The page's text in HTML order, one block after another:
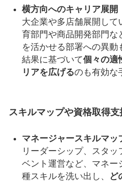
横方向へのキャリア展開
大企業や多店舗展開して
育部門や商品開発部門な
を活かせる部署への異動
結果に基づいて個々の適
リアを広げるのも有効な
スキルマップや資格取得
マネージャースキルマッ
リーダーシップ、スタッ
ベント運営など、マネー
種スキルを洗い出し、
ど